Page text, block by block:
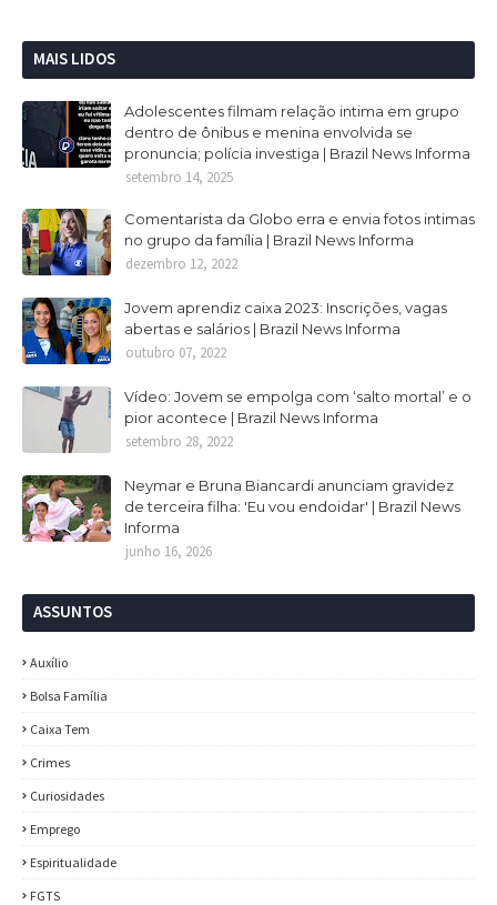
MAIS LIDOS
Adolescentes filmam relação intima em grupo
dentro de ônibus e menina envolvida se
pronuncia; polícia investiga | Brazil News Informa
setembro 14, 2025
Comentarista da Globo erra e envia fotos intimas
no grupo da família | Brazil News Informa
dezembro 12, 2022
Jovem aprendiz caixa 2023: Inscrições, vagas
abertas e salários | Brazil News Informa
outubro 07, 2022
Vídeo: Jovem se empolga com ‘salto mortal’ e o
pior acontece | Brazil News Informa
setembro 28, 2022
Neymar e Bruna Biancardi anunciam gravidez
de terceira filha: 'Eu vou endoidar' | Brazil News
Informa
junho 16, 2026
ASSUNTOS
Auxílio
Bolsa Família
Caixa Tem
Crimes
Curiosidades
Emprego
Espiritualidade
FGTS